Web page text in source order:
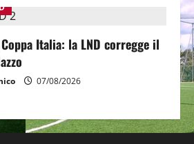
Italia: la LND corregge il
07/08/2026